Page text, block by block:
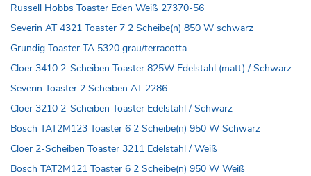
Russell Hobbs Toaster Eden Weiß 27370-56
Severin AT 4321 Toaster 7 2 Scheibe(n) 850 W schwarz
Grundig Toaster TA 5320 grau/terracotta
Cloer 3410 2-Scheiben Toaster 825W Edelstahl (matt) / Schwarz
Severin Toaster 2 Scheiben AT 2286
Cloer 3210 2-Scheiben Toaster Edelstahl / Schwarz
Bosch TAT2M123 Toaster 6 2 Scheibe(n) 950 W Schwarz
Cloer 2-Scheiben Toaster 3211 Edelstahl / Weiß
Bosch TAT2M121 Toaster 6 2 Scheibe(n) 950 W Weiß